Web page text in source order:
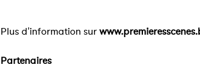
Plus d'information sur
Partenaires